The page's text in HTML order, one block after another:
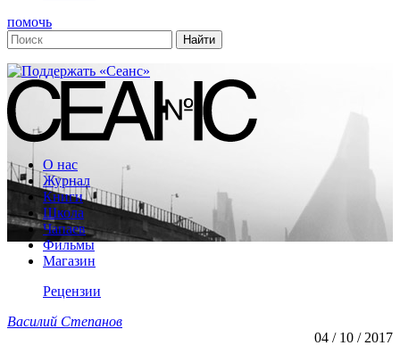
помочь
О нас
Журнал
Книги
Школа
Чапаев
Фильмы
Магазин
Рецензии
Василий Степанов
04 / 10 / 2017